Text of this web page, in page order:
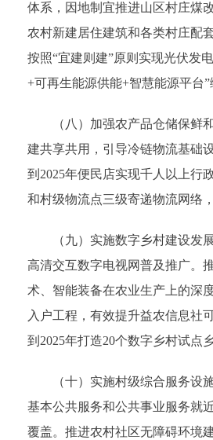
体系，因地制宜推进山区村庄煤
农村新建居住建筑和各类村庄配
按照“宜建则建”原则实现光伏发
+可再生能源供能+智慧能源平台”
（八）加强农产品仓储保鲜和
建共享共用，引导冷链物流基础
到2025年便民店实现千人以上行
和村级物流点三级寄递物流网络
（九）实施数字乡村建设发展
高清交互数字电视网普及推广。
术、智能装备在农业生产上的深
入户工程，有效提升益农信息社
到2025年打造20个数字乡村试点
（十）实施村级综合服务设施
基本公共服务和公共事业服务就
覆盖。推进农村社区无障碍环境